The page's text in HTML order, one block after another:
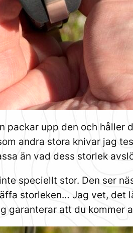
upp den och håller
andra stora knivar jag
än vad dess storlek
speciellt stor. Den ser
storleken… Jag vet, det
garanterar att du kommer